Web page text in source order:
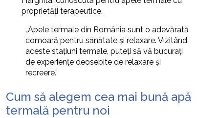
proprietăți terapeutice.
„Apele termale din România sunt o adevărată
comoară pentru sănătate și relaxare. Vizitând
aceste stațiuni termale, puteți să vă bucurați
de experiențe deosebite de relaxare și
recreere.”
Cum să alegem cea mai bună apă
termală pentru noi